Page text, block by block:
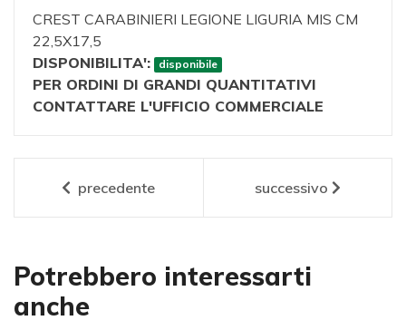
CREST CARABINIERI LEGIONE LIGURIA MIS CM
22,5X17,5
DISPONIBILITA':
disponibile
PER ORDINI DI GRANDI QUANTITATIVI
CONTATTARE L'UFFICIO COMMERCIALE
precedente successivo
Potrebbero interessarti
anche